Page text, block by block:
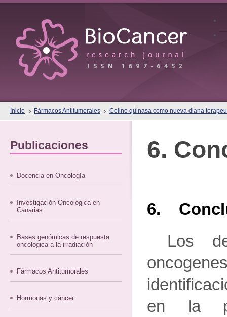
Inicio Fármacos Antitumorales Colino quinasa como nueva diana
Publicaciones
Docencia en Oncología
Investigación Oncológica en
Canarias
Bases genómicas de respuesta
oncológica a la irradiación
Fármacos Antitumorales
Hormonas y cáncer
6.
6.
Los
en la